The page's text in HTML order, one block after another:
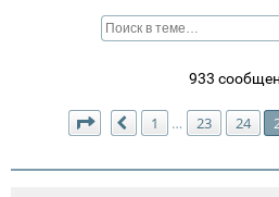
933
Страница 25 из27
Пред.
1 … 23 24